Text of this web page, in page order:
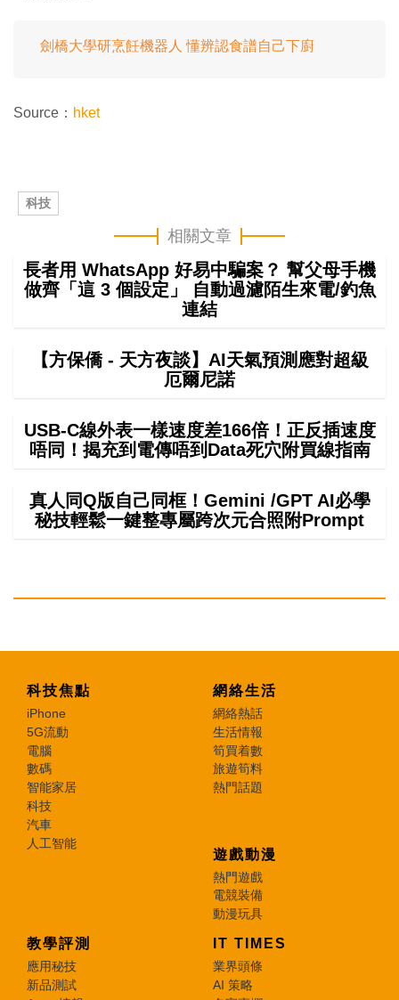
劍橋大學研烹飪機器人 懂辨認食譜自己下廚
Source： hket
科技
相關文章
長者用 WhatsApp 好易中騙案？ 幫父母手機
做齊「這 3 個設定」 自動過濾陌生來電/釣魚
連結
【方保僑 - 天方夜談】AI天氣預測應對超級
厄爾尼諾
USB-C線外表一樣速度差166倍！正反插速度
唔同！揭充到電傳唔到Data死穴附買線指南
真人同Q版自己同框！Gemini /GPT AI必學
秘技輕鬆一鍵整專屬跨次元合照附Prompt
科技焦點
iPhone
5G流動
電腦
數碼
智能家居
科技
汽車
人工智能
網絡生活
網絡熱話
生活情報
筍買着數
旅遊筍料
熱門話題
遊戲動漫
熱門遊戲
電競裝備
動漫玩具
教學評測
應用秘技
新品測試
IT TIMES
業界頭條
AI 策略